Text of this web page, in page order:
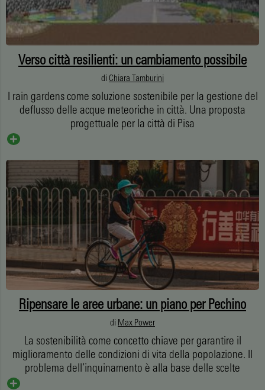
Verso città resilienti: un cambiamento possibile
di Chiara Tamburini
I rain gardens come soluzione sostenibile per la gestione del
deflusso delle acque meteoriche in città. Una proposta
progettuale per la città di Pisa
Ripensare le aree urbane: un piano per Pechino
di Max Power
La sostenibilità come concetto chiave per garantire il
miglioramento delle condizioni di vita della popolazione. Il
problema dell’inquinamento è alla base delle scelte